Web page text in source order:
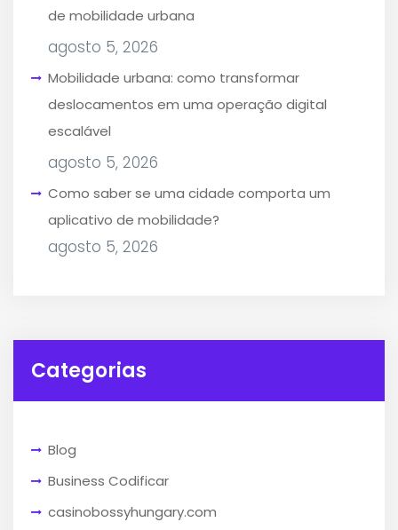
de mobilidade urbana
agosto 5, 2026
Mobilidade urbana: como transformar
deslocamentos em uma operação digital
escalável
agosto 5, 2026
Como saber se uma cidade comporta um
aplicativo de mobilidade?
agosto 5, 2026
Categorias
Blog
Business Codificar
casinobossyhungary.com